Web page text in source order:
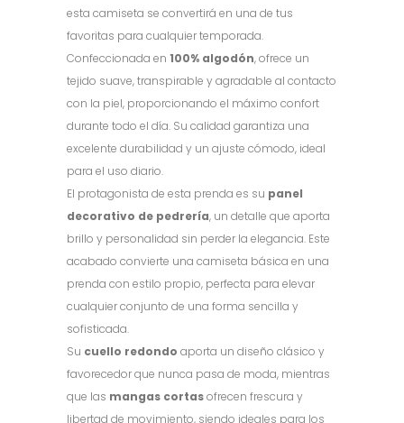
esta camiseta se convertirá en una de tus
favoritas para cualquier temporada.
Confeccionada en 100% algodón, ofrece un
tejido suave, transpirable y agradable al contacto
con la piel, proporcionando el máximo confort
durante todo el día. Su calidad garantiza una
excelente durabilidad y un ajuste cómodo, ideal
para el uso diario.
El protagonista de esta prenda es su panel
decorativo de pedrería, un detalle que aporta
brillo y personalidad sin perder la elegancia. Este
acabado convierte una camiseta básica en una
prenda con estilo propio, perfecta para elevar
cualquier conjunto de una forma sencilla y
sofisticada.
Su cuello redondo aporta un diseño clásico y
favorecedor que nunca pasa de moda, mientras
que las mangas cortasofrecen frescura y
libertad de movimiento, siendo ideales para los